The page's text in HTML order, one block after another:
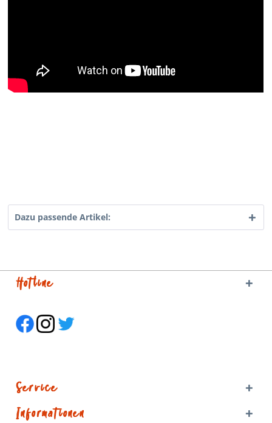
Dazu passende Artikel:
Hotline
Service
Informationen